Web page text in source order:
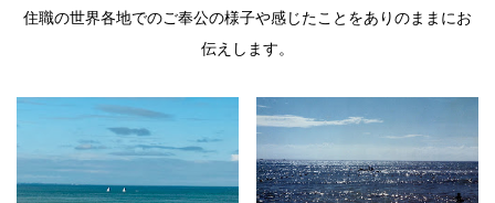
住職の世界各地でのご奉公の様子や感じたことをありのままにお
伝えします。